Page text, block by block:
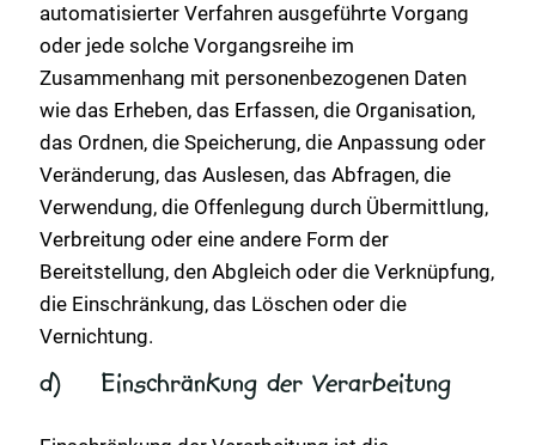
automatisierter Verfahren ausgeführte Vorgang
oder jede solche Vorgangsreihe im
Zusammenhang mit personenbezogenen Daten
wie das Erheben, das Erfassen, die Organisation,
das Ordnen, die Speicherung, die Anpassung oder
Veränderung, das Auslesen, das Abfragen, die
Verwendung, die Offenlegung durch Übermittlung,
Verbreitung oder eine andere Form der
Bereitstellung, den Abgleich oder die Verknüpfung,
die Einschränkung, das Löschen oder die
Vernichtung.
d) Einschränkung der Verarbeitung